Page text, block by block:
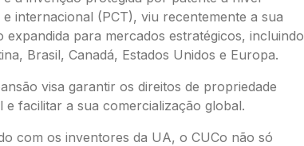
e internacional (PCT), viu recentemente a sua
expandida para mercados estratégicos, incluindo
Brasil, Canadá, Estados Unidos e Europa.
visa garantir os direitos de propriedade
e facilitar a sua comercialização global.
com os inventores da UA, o CUCo não só